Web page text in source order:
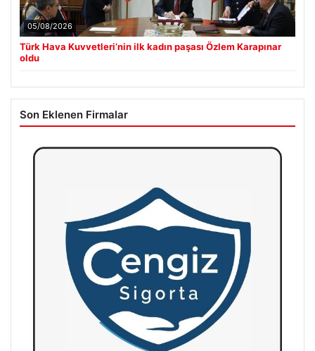
05/08/2026
Türk Hava Kuvvetleri’nin ilk kadın paşası Özlem Karapınar
oldu
Son Eklenen Firmalar